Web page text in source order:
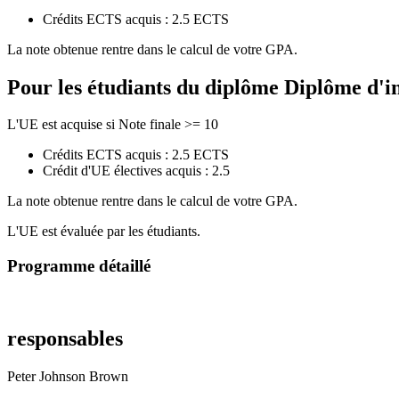
Crédits ECTS acquis : 2.5 ECTS
La note obtenue rentre dans le calcul de votre GPA.
Pour les étudiants du diplôme Diplôme
L'UE est acquise si Note finale >= 10
Crédits ECTS acquis : 2.5 ECTS
Crédit d'UE électives acquis : 2.5
La note obtenue rentre dans le calcul de votre GPA.
L'UE est évaluée par les étudiants.
Programme détaillé
responsables
Peter Johnson Brown